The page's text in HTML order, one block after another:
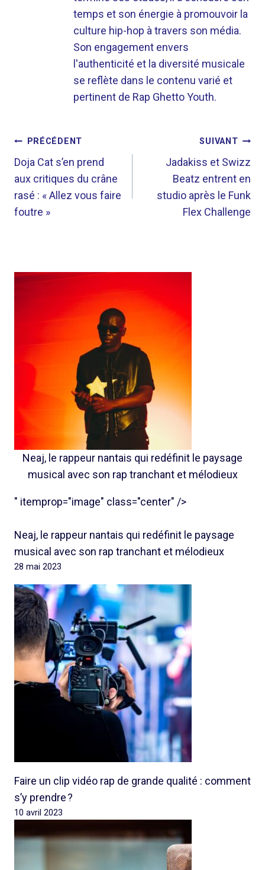
temps et son énergie à promouvoir la
culture hip-hop à travers son média.
Son engagement envers
l'authenticité et la diversité musicale
se reflète dans le contenu varié et
pertinent de Rap Ghetto Youth.
NAVIGATION
DE
L’ARTICLE
PRÉCÉDENT
Doja Cat s’en prend
aux critiques du crâne
rasé : « Allez vous faire
foutre »
SUIVANT
Jadakiss et Swizz
Beatz entrent en
studio après le Funk
Flex Challenge
Neaj, le rappeur nantais qui redéfinit le paysage
musical avec son rap tranchant et mélodieux
" itemprop="image" class="center" />
Neaj, le rappeur nantais qui redéfinit le paysage
musical avec son rap tranchant et mélodieux
28 mai 2023
Faire un clip vidéo rap de grande qualité : comment
s’y prendre ?
10 avril 2023